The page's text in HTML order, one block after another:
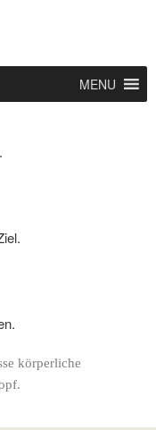
MENU
körperliche